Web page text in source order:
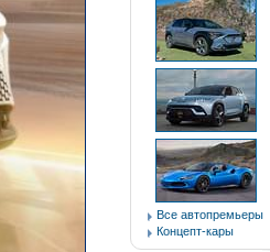
Все автопремьеры
Концепт-кары